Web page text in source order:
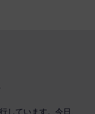
しています。今日、